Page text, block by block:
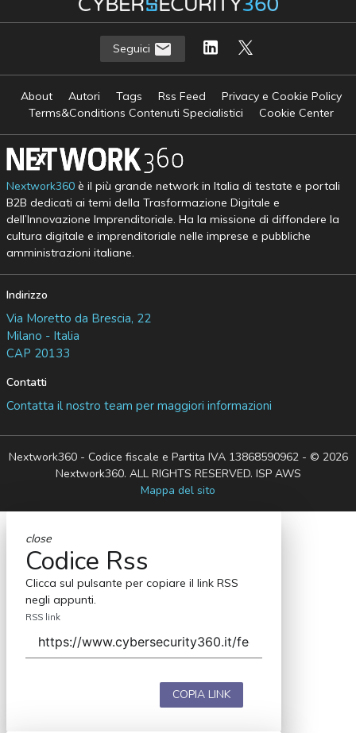
Seguici
About Autori Tags Rss Feed
Privacy e Cookie Policy
Terms&Conditions Contenuti Specialistici
Cookie Center
Nextwork360è il più grande network in Italia di testate e portali
B2B dedicati ai temi della Trasformazione Digitale e
dell’Innovazione Imprenditoriale. Ha la missione di diffondere la
cultura digitale e imprenditoriale nelle imprese e pubbliche
amministrazioni italiane.
Indirizzo
Via Moretto da Brescia, 22
Milano - Italia
CAP 20133
Contatti
Contatta il nostro team per maggiori informazioni
Nextwork360 - Codice fiscale e Partita IVA 13868590962 - © 2026
Nextwork360. ALL RIGHTS RESERVED. ISP AWS
Mappa del sito
close
Codice Rss
Clicca sul pulsante per copiare il link RSS
negli appunti.
RSS link
COPIA LINK